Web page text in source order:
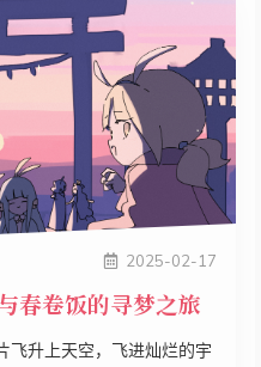
2025-02-17
春卷饭的寻梦之旅
飞升上天空，飞进灿烂的宇